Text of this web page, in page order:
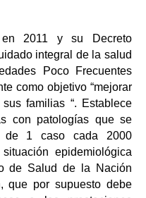
2011 y su Decreto
integral de la salud
Poco Frecuentes
como objetivo “mejorar
familias “. Establece
con patologías que se
de 1 caso cada 2000
epidemiológica
de Salud de la Nación
que por supuesto debe